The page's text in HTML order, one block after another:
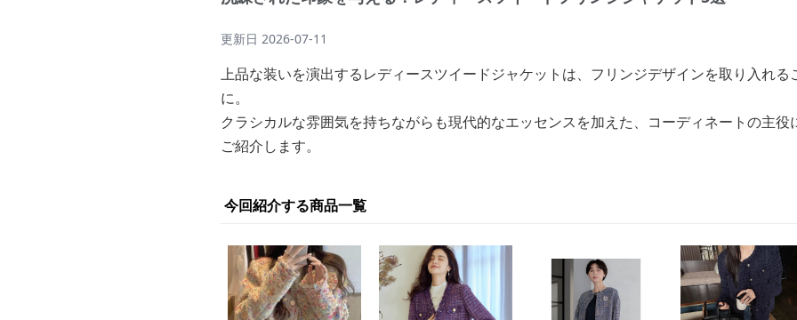
更新日 2026-07-11
上品な装いを演出するレディースツイードジャケットは、フリンジデザインを取り入れる
に。
クラシカルな雰囲気を持ちながらも現代的なエッセンスを加えた、コーディネートの主
ご紹介します。
今回紹介する商品一覧